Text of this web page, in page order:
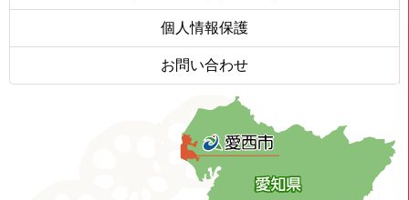
個人情報保護
お問い合わせ